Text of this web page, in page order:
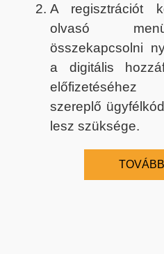
A regisztrációt
olvasó
összekapcsolni
a digitális
szereplő
lesz szüksége.
TOVÁBB